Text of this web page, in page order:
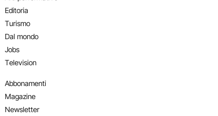
Editoria
Turismo
Dal mondo
Jobs
Television
Abbonamenti
Magazine
Newsletter